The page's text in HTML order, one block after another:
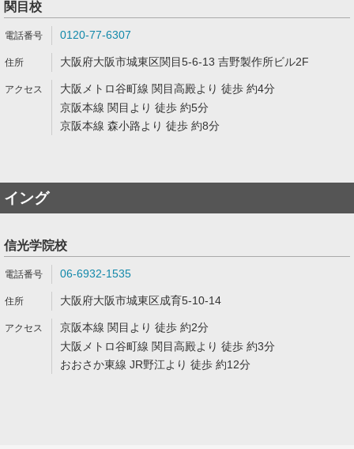
関目校
0120-77-6307
大阪府大阪市城東区関目5-6-13 吉野製作所ビル2F
大阪メトロ谷町線 関目高殿より 徒歩 約4分
京阪本線 関目より 徒歩 約5分
京阪本線 森小路より 徒歩 約8分
イング
信光学院校
06-6932-1535
大阪府大阪市城東区成育5-10-14
京阪本線 関目より 徒歩 約2分
大阪メトロ谷町線 関目高殿より 徒歩 約3分
おおさか東線 JR野江より 徒歩 約12分